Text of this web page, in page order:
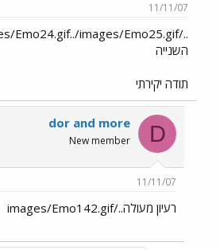
11/11/07
השנייה
תודה יקירתי
D
dor and more
New member
11/11/07
רעיון מעולה../images/Emo142.gif